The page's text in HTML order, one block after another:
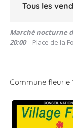
Tous les
Marché nocturne
20:00– Place de la
Commune fleurie